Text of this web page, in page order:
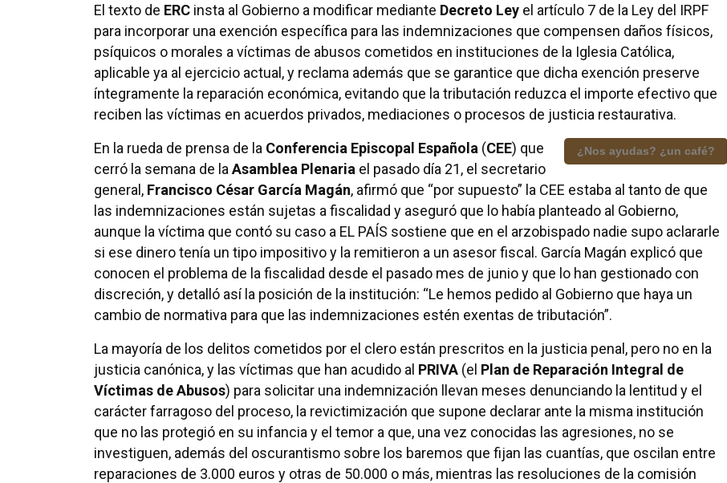
El texto de ERC insta al Gobierno a modificar mediante Decreto Ley el artículo 7 de la Ley del IRPF
para incorporar una exención específica para las indemnizaciones que compensen daños físicos,
psíquicos o morales a víctimas de abusos cometidos en instituciones de la Iglesia Católica,
aplicable ya al ejercicio actual, y reclama además que se garantice que dicha exención preserve
íntegramente la reparación económica, evitando que la tributación reduzca el importe efectivo que
reciben las víctimas en acuerdos privados, mediaciones o procesos de justicia restaurativa.
¿Nos ayudas? ¿un café?
En la rueda de prensa de la Conferencia Episcopal Española (CEE) que
cerró la semana de la Asamblea Plenaria el pasado día 21, el secretario
general, Francisco César García Magán, afirmó que “por supuesto” la CEE estaba al tanto de que
las indemnizaciones están sujetas a fiscalidad y aseguró que lo había planteado al Gobierno,
aunque la víctima que contó su caso a EL PAÍS sostiene que en el arzobispado nadie supo aclararle
si ese dinero tenía un tipo impositivo y la remitieron a un asesor fiscal. García Magán explicó que
conocen el problema de la fiscalidad desde el pasado mes de junio y que lo han gestionado con
discreción, y detalló así la posición de la institución: “Le hemos pedido al Gobierno que haya un
cambio de normativa para que las indemnizaciones estén exentas de tributación”.
La mayoría de los delitos cometidos por el clero están prescritos en la justicia penal, pero no en la
justicia canónica, y las víctimas que han acudido al PRIVA (el Plan de Reparación Integral de
Víctimas de Abusos) para solicitar una indemnización llevan meses denunciando la lentitud y el
carácter farragoso del proceso, la revictimización que supone declarar ante la misma institución
que no las protegió en su infancia y el temor a que, una vez conocidas las agresiones, no se
investiguen, además del oscurantismo sobre los baremos que fijan las cuantías, que oscilan entre
reparaciones de 3.000 euros y otras de 50.000 o más, mientras las resoluciones de la comisión